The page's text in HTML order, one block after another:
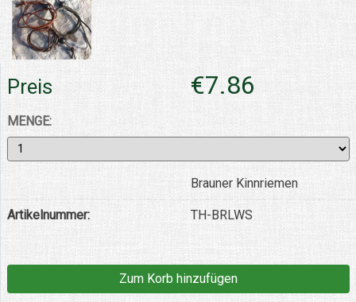
Preis €7.86
MENGE:
Brauner Kinnriemen
Artikelnummer: TH-BRLWS